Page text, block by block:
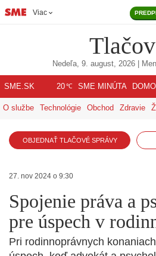
Viac
Nedeľa, 9. august, 2026 |
SME.SK 20℃ SME MINÚTA
O službe Technológie Obchod Zdravie
OBJEDNAŤ TLAČOVÉ SPRÁVY
27. nov 2024 o 9:30
Spojenie práva a
pre úspech v
Pri rodinnoprávnych